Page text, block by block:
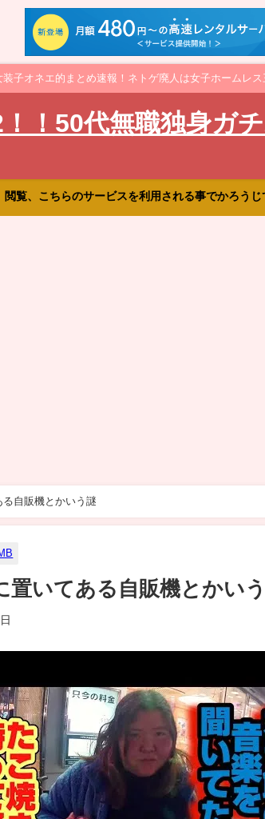
子オネエ的まとめ速報！ネトゲ廃人は女子ホームレ
！50代無職独身ガ
覧、こちらのサービスを利用される事でかろう
自販機とかいう謎
置いてある自販機とかい